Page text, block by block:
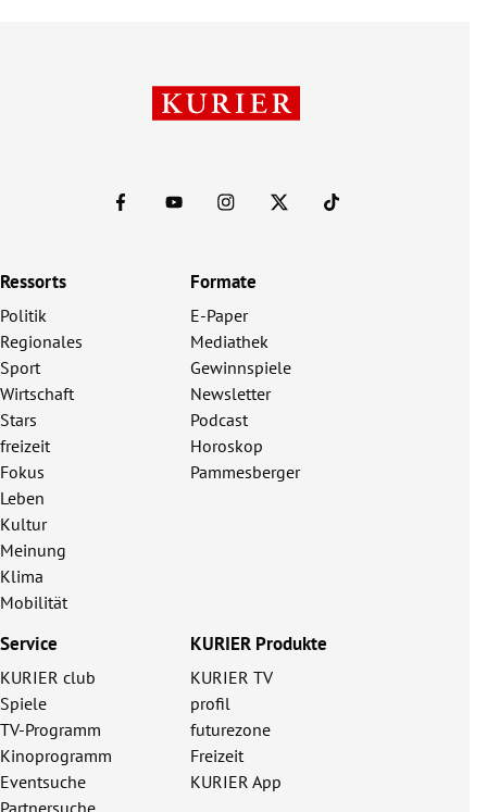
Ressorts
Politik
Regionales
Sport
Wirtschaft
Stars
freizeit
Fokus
Leben
Kultur
Meinung
Klima
Mobilität
Formate
E-Paper
Mediathek
Gewinnspiele
Newsletter
Podcast
Horoskop
Pammesberger
Service
KURIER club
Spiele
TV-Programm
Kinoprogramm
Eventsuche
Partnersuche
KURIER Produkte
KURIER TV
profil
futurezone
Freizeit
KURIER App